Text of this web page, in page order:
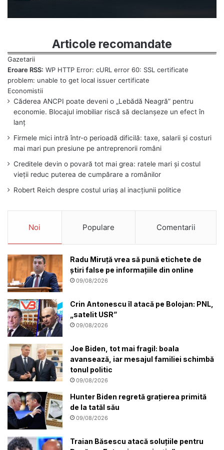
Articole recomandate
Eroare RSS: WP HTTP Error: cURL error 60: SSL certificate
problem: unable to get local issuer certificate
Căderea ANCPI poate deveni o „Lebădă Neagră” pentru
economie. Blocajul imobiliar riscă să declanșeze un efect în
lanț
Firmele mici intră într-o perioadă dificilă: taxe, salarii și costuri
mai mari pun presiune pe antreprenorii români
Creditele devin o povară tot mai grea: ratele mari și costul
vieții reduc puterea de cumpărare a românilor
Robert Reich despre costul uriaș al inacțiunii politice
Noi Populare Comentarii
Radu Miruţă vrea să pună etichete de
știri false pe informațiile din online
09/08/2026
Crin Antonescu îl atacă pe Bolojan: PNL,
„satelit USR”
09/08/2026
Joe Biden, tot mai fragil: boala
avansează, iar mesajul familiei schimbă
tonul politic
09/08/2026
Hunter Biden regretă grațierea primită
de la tatăl său
09/08/2026
Traian Băsescu atacă soluțiile pentru